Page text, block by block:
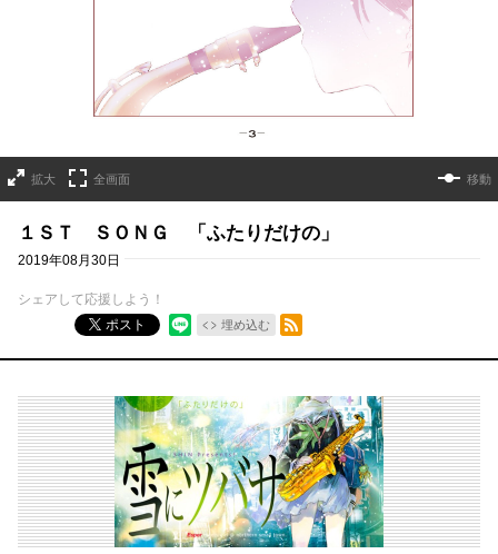
拡大 全画面 移動
１ＳＴ ＳＯＮＧ 「ふたりだけの」
2019年08月30日
シェアして応援しよう！
ポスト
埋め込む
RSSフィード